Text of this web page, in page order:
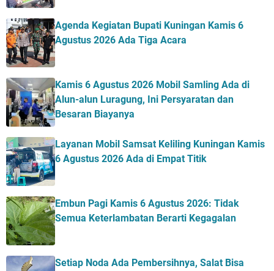
Agenda Kegiatan Bupati Kuningan Kamis 6
Agustus 2026 Ada Tiga Acara
Kamis 6 Agustus 2026 Mobil Samling Ada di
Alun-alun Luragung, Ini Persyaratan dan
Besaran Biayanya
Layanan Mobil Samsat Keliling Kuningan Kamis
6 Agustus 2026 Ada di Empat Titik
Embun Pagi Kamis 6 Agustus 2026: Tidak
Semua Keterlambatan Berarti Kegagalan
Setiap Noda Ada Pembersihnya, Salat Bisa